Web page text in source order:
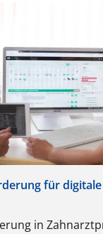
für
in